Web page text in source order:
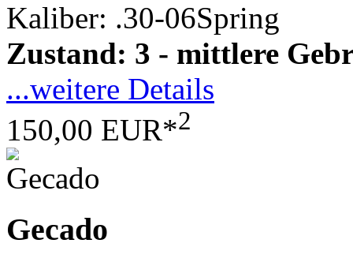
Kaliber: .30-06Spring
Zustand: 3 - mittlere
...weitere Details
150,00 EUR*2
Gecado